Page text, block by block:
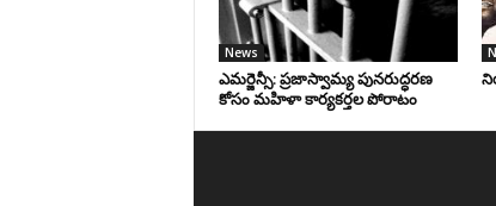
News
ఎమర్జెన్సీ: ప్రజాస్వామ్య పునరుద్ధరణ
కోసం మహిళా కార్యకర్తల పోరాటం